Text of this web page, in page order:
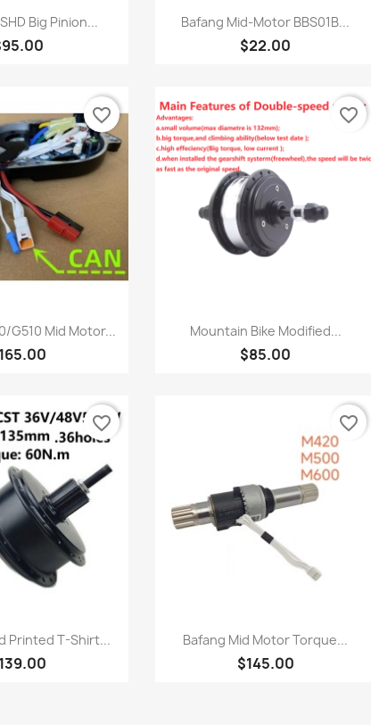
速查看
Big Pinion... 快速查看
Bafang Mid-Motor BBS01B...
$22.00
快速查看
G510 Mid Motor...
favorite_border
快速查看
Mountain Bike Modified...
$85.00
favorite_border
快速查看
Printed T-Shirt...
favorite_border
快速查看
Bafang Mid Motor Torque...
$145.00
favorite_border